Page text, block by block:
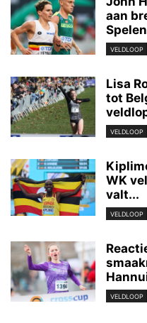
aan
VELDLOOP
Lisa
tot
VELDLOOP
WK
valt...
VELDLOOP
VELDLOOP